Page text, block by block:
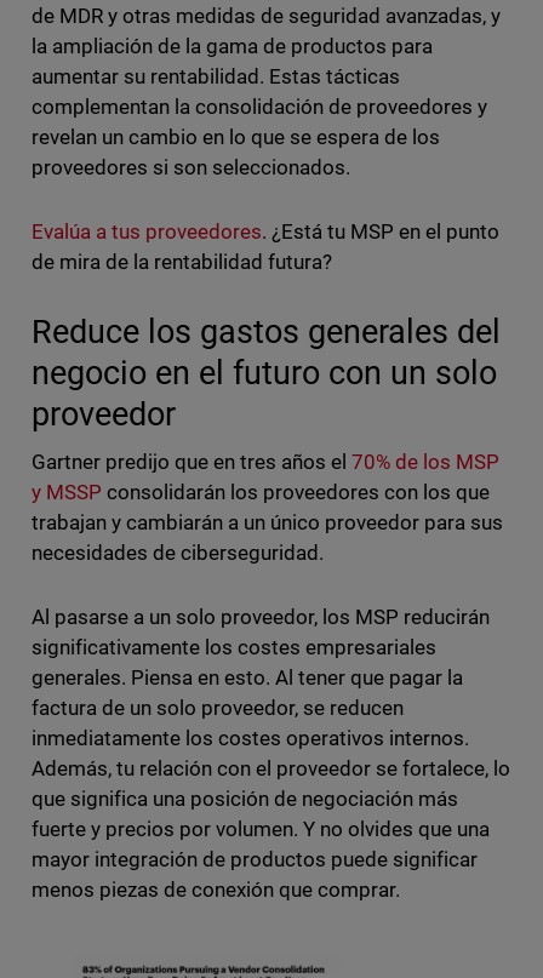
de MDR y otras medidas de seguridad avanzadas, y
la ampliación de la gama de productos para
aumentar su rentabilidad. Estas tácticas
complementan la consolidación de proveedores y
revelan un cambio en lo que se espera de los
proveedores si son seleccionados.
Evalúa a tus proveedores. ¿Está tu MSP en el punto
de mira de la rentabilidad futura?
Reduce los gastos generales del
negocio en el futuro con un solo
proveedor
Gartner predijo que en tres años el70% de los MSP
y MSSP consolidarán los proveedores con los que
trabajan y cambiarán a un único proveedor para sus
necesidades de ciberseguridad.
Al pasarse a un solo proveedor, los MSP reducirán
significativamente los costes empresariales
generales. Piensa en esto. Al tener que pagar la
factura de un solo proveedor, se reducen
inmediatamente los costes operativos internos.
Además, tu relación con el proveedor se fortalece, lo
que significa una posición de negociación más
fuerte y precios por volumen. Y no olvides que una
mayor integración de productos puede significar
menos piezas de conexión que comprar.